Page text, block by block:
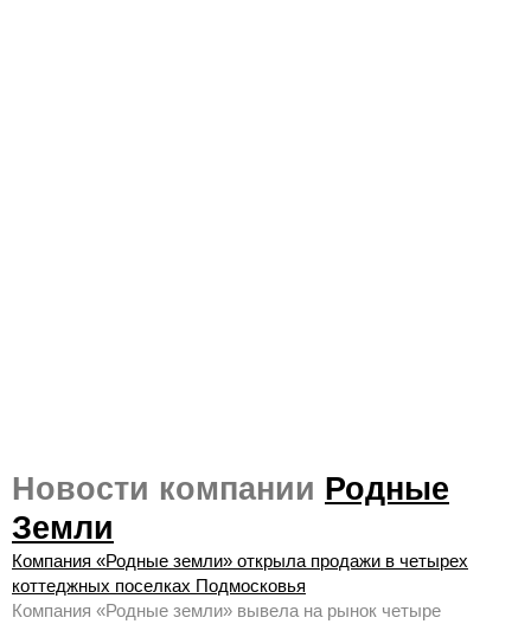
Новости компании Родные
Земли
Компания «Родные земли» открыла продажи в четырех
коттеджных поселках Подмосковья
Компания «Родные земли» вывела на рынок четыре